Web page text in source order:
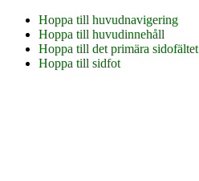
Hoppa till huvudnavigering
Hoppa till huvudinnehåll
Hoppa till det primära sidofältet
Hoppa till sidfot